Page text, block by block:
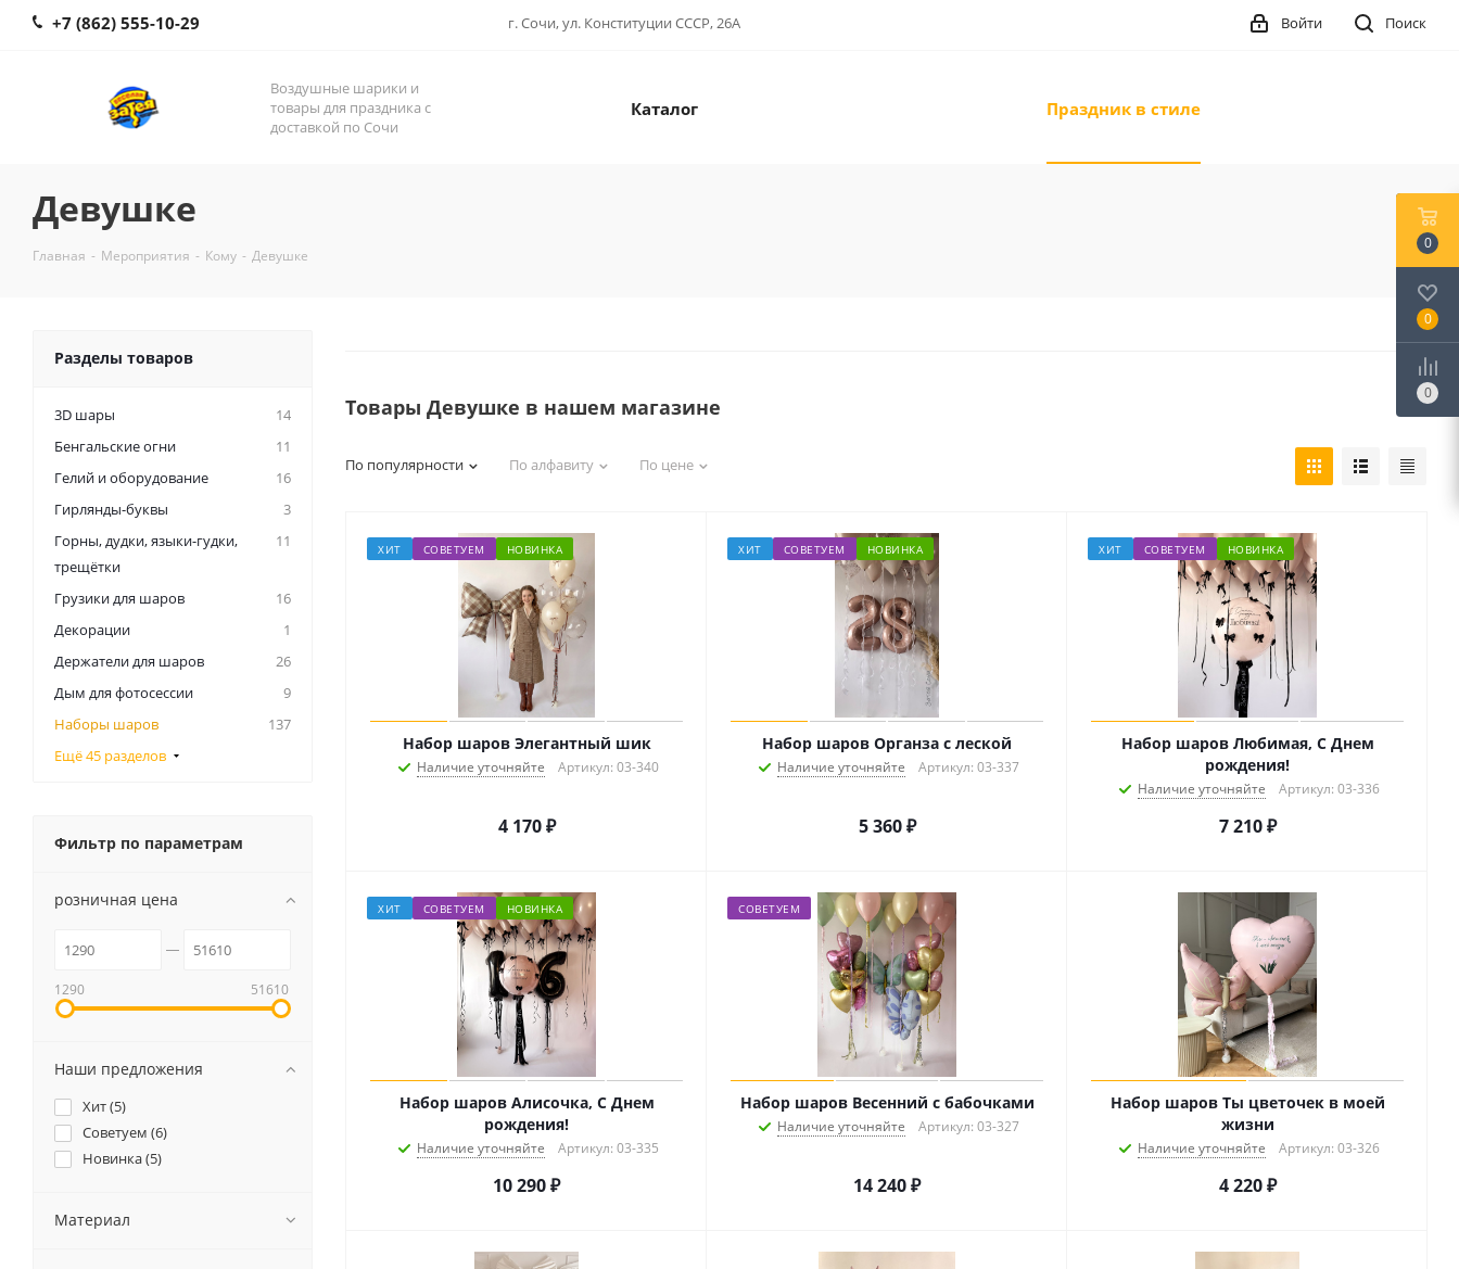
+7 (862) 555-10-29 г. Сочи, ул. Конституции СССР, 26А Поиск
Войти
Воздушные шарики и
товары для праздника с
доставкой по Сочи
Каталог Праздник в стиле
Девушке
Главная - Мероприятия - Кому - Девушке
Товары Девушке в нашем магазине
По популярности По алфавиту По цене
ХИТ СОВЕТУЕМ НОВИНКА
Набор шаров Элегантный шик
Наличие уточняйте Артикул: 03-340
4 170₽
ХИТ СОВЕТУЕМ НОВИНКА
Набор шаров Органза с леской
Наличие уточняйте Артикул: 03-337
5 360₽
ХИТ СОВЕТУЕМ НОВИНКА
Набор шаров Любимая, С Днем
рождения!
Наличие уточняйте Артикул: 03-336
7 210₽
ХИТ СОВЕТУЕМ НОВИНКА
Набор шаров Алисочка, С Днем
рождения!
Наличие уточняйте Артикул: 03-335
10 290₽
СОВЕТУЕМ
Набор шаров Весенний с бабочками
Наличие уточняйте Артикул: 03-327
14 240₽
Набор шаров Ты цветочек в моей
жизни
Наличие уточняйте Артикул: 03-326
4 220₽
Разделы товаров
3D шары
14
Бенгальские огни
11
Гелий и оборудование
16
Гирлянды-буквы
3
Горны, дудки, языки-гудки,
трещётки
11
Грузики для шаров
16
Декорации
1
Держатели для шаров
26
Дым для фотосессии
9
Наборы шаров
137
Ещё 45 разделов
Фильтр по параметрам
розничная цена
1290 51610
Наши предложения
Хит (5)
Советуем (6)
Новинка (5)
Материал
0
0
0